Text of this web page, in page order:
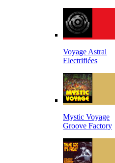
Voyage Astral
Electrifiées
Mystic Voyage
Groove Factory